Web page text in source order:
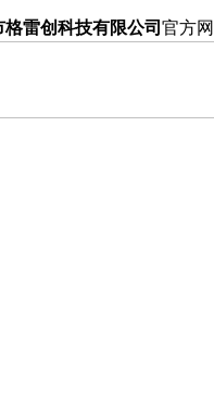
格雷创科技有限公司 官方